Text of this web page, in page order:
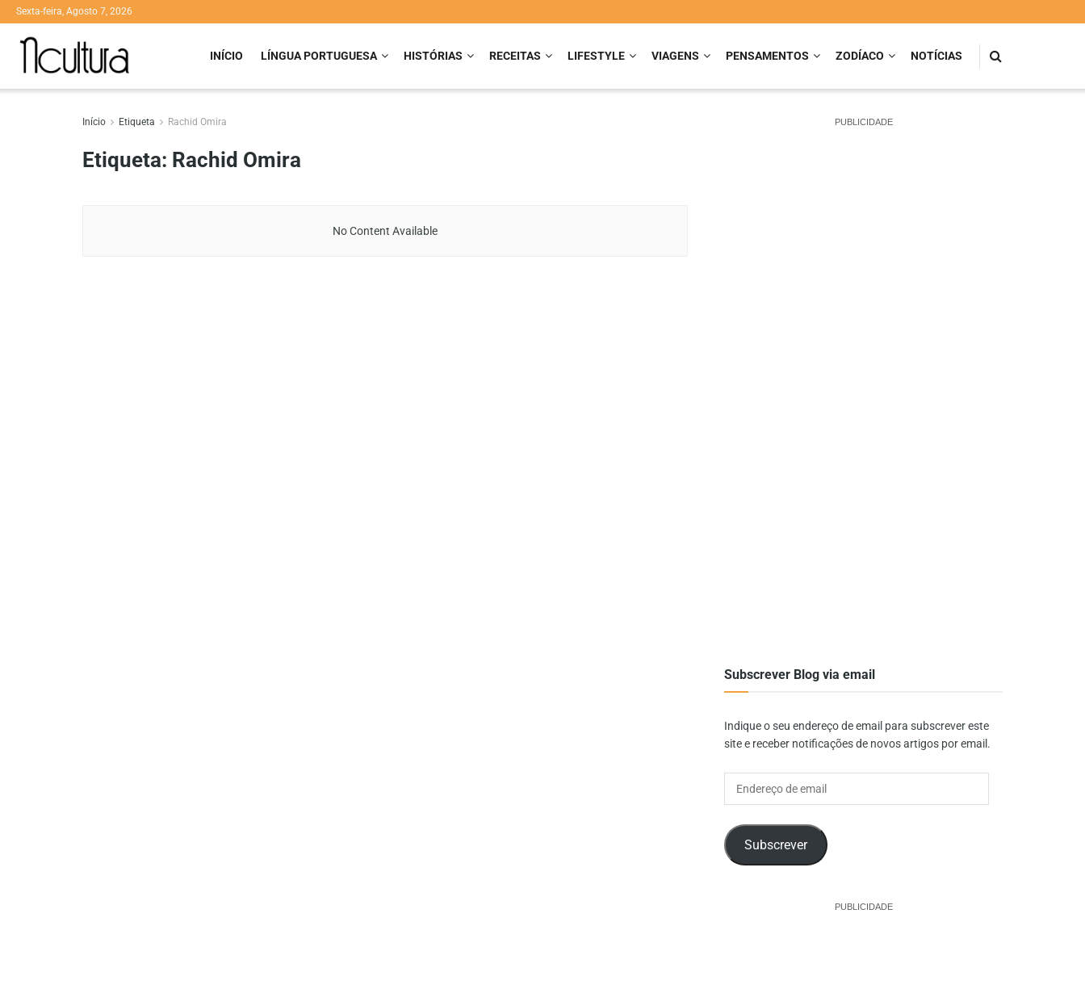
Sexta-feira, Agosto 7, 2026
INÍCIO LÍNGUA PORTUGUESA HISTÓRIAS RECEITAS LIFESTYLE VIAGENS PENSAMENTOS ZODÍACO NOTÍCIAS
Início Etiqueta Rachid Omira
Etiqueta: Rachid Omira
No Content Available
PUBLICIDADE
Subscrever Blog via email
Indique o seu endereço de email para subscrever este
site e receber notificações de novos artigos por email.
Subscrever
PUBLICIDADE